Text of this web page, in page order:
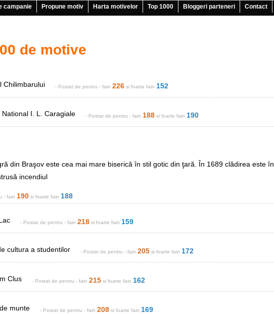
campanie Propune motiv Harta motivelor Top 1000 Bloggeri parteneri Contact
de motive
Chilimbarului - Postat de pentru - fain 226 si foarte fain 152
National I. L. Caragiale - Postat de pentru - fain 188 si foarte fain 190
din Braşov este cea mai mare biserică în stil gotic din ţară. În 1689 clădirea este în
incendiul
- fain 190 si foarte fain 188
- Postat de pentru - fain 218 si foarte fain 159
cultura a studentilor - Postat de pentru - fain 205 si foarte fain 172
Clus - Postat de pentru - fain 215 si foarte fain 162
munte - Postat de pentru - fain 208 si foarte fain 169